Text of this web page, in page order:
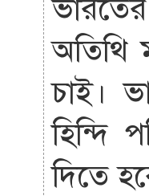
অতিথি
চাই।
হিন্দি
দিতে